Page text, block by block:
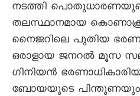
നടത്തി
തലസ്ഥാനമായ
നെെജറിലെ പുതിയ
ഒരാളായ ജനറൽ മൂസ
ഗിനിയൻ
ബോയയുടെ പിന്തുണയും